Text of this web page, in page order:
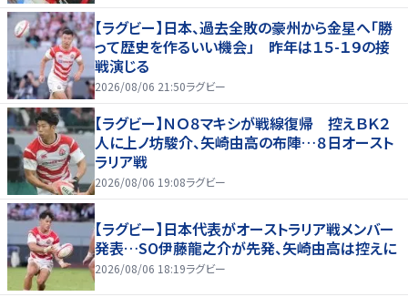
【ラグビー】日本、過去全敗の豪州から金星へ「勝
って歴史を作るいい機会」 昨年は１５-１９の接
戦演じる
2026/08/06 21:50ラグビー
【ラグビー】ＮＯ８マキシが戦線復帰 控えＢＫ２
人に上ノ坊駿介、矢崎由高の布陣…８日オースト
ラリア戦
2026/08/06 19:08ラグビー
【ラグビー】日本代表がオーストラリア戦メンバー
発表…SO伊藤龍之介が先発、矢崎由高は控えに
2026/08/06 18:19ラグビー